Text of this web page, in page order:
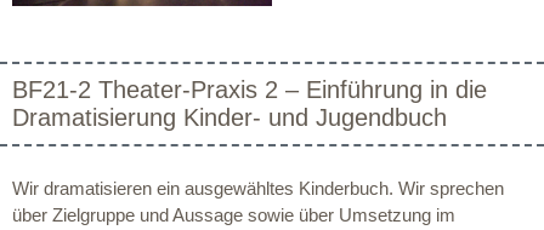
BF21-2 Theater-Praxis 2 – Einführung in die
Dramatisierung Kinder- und Jugendbuch
Wir dramatisieren ein ausgewähltes Kinderbuch. Wir sprechen
über Zielgruppe und Aussage sowie über Umsetzung im